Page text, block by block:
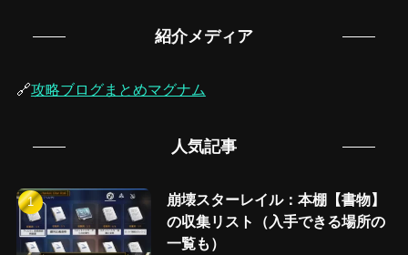
紹介メディア
🔗攻略ブログまとめマグナム
人気記事
崩壊スターレイル：本棚【書物】
の収集リスト（入手できる場所の
一覧も）